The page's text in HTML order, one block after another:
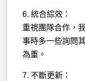
6. 統合綜效：
重視團隊合作，
事時多一些詢問
為重。
7. 不斷更新：